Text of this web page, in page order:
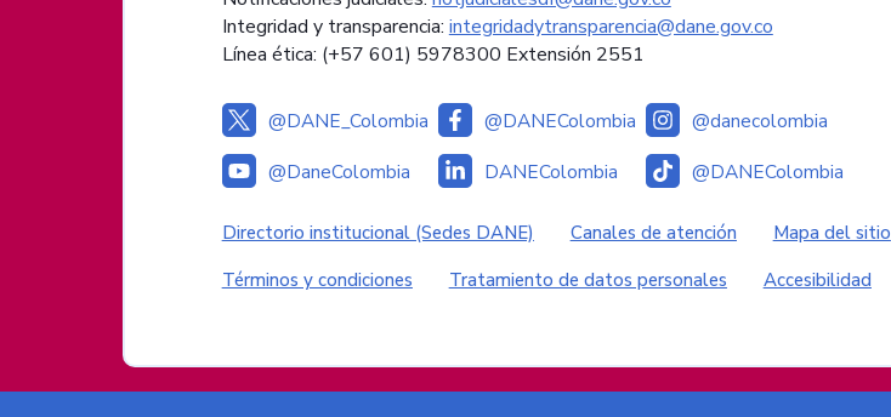
Integridad y transparencia: integridadytransparencia@dane.gov.co
Línea ética: (+57 601) 5978300 Extensión 2551
@DANE_Colombia @DANEColombia
@danecolombia
@DaneColombia
DANEColombia @DANEColombia
Enlaces institucionales
Directorio institucional (Sedes DANE) Canales de atención Mapa del sitio
Enlaces del sitio
Términos y condiciones Tratamiento de datos personales Accesibilidad